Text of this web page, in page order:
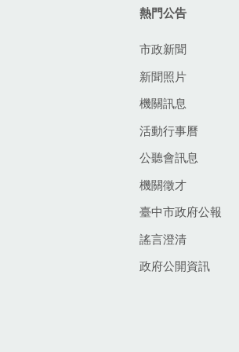
熱門公告
市政新聞
新聞照片
機關訊息
活動行事曆
公聽會訊息
機關徵才
臺中市政府公報
謠言澄清
政府公開資訊